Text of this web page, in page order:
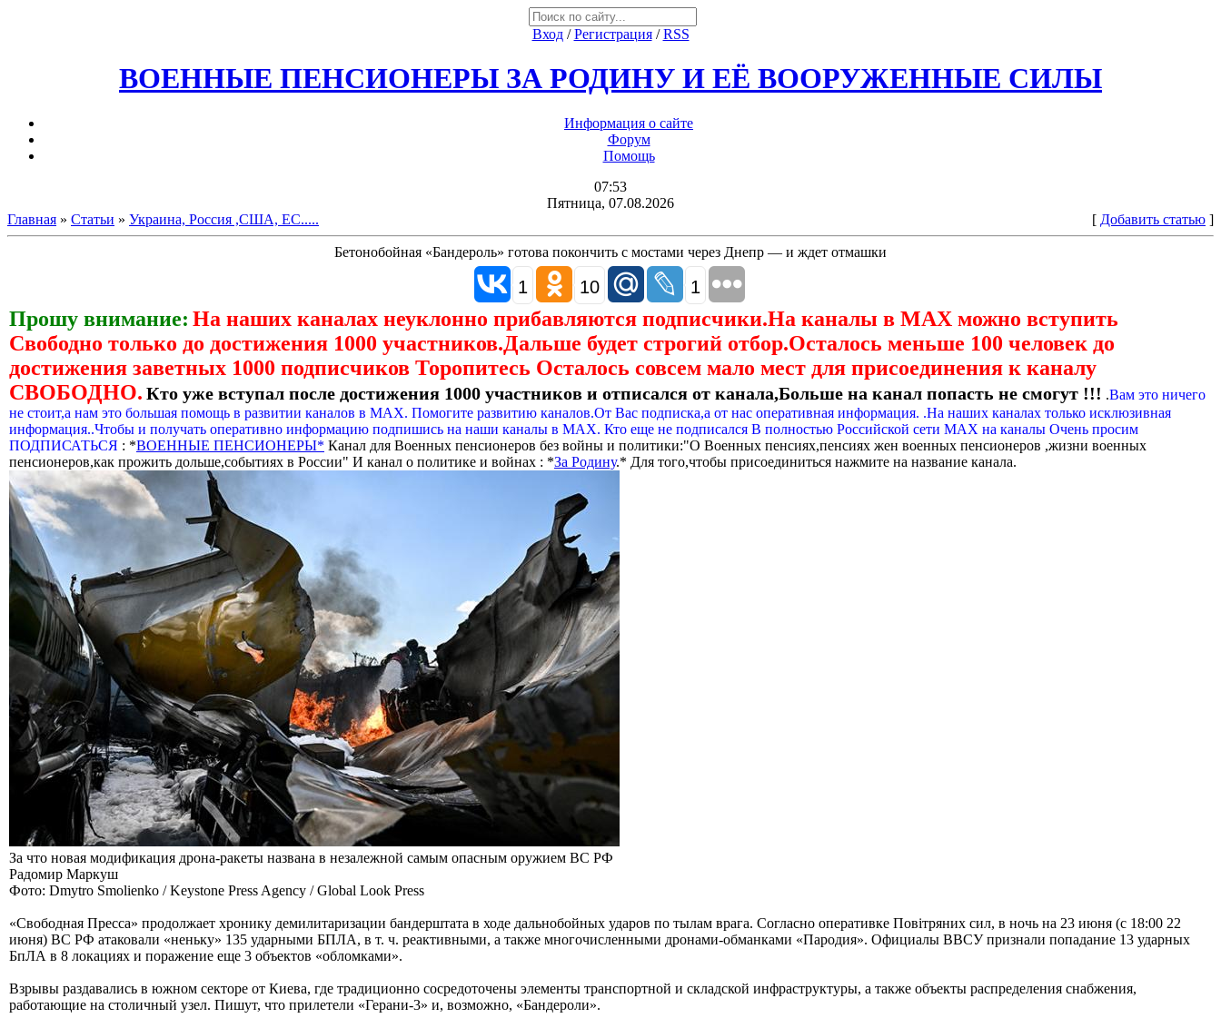
Вход/Регистрация/RSS
ВОЕННЫЕ ПЕНСИОНЕРЫ ЗА РОДИНУ И ЕЁ ВООРУЖЕННЫЕ СИЛЫ
Информация о сайте
Форум
Помощь
07:53
Пятница, 07.08.2026
Главная » Статьи » Украина, Россия ,США, ЕС..... [ Добавить статью ]
Бетонобойная «Бандероль» готова покончить с мостами через Днепр — и ждет отмашки
1 10 1
Прошу внимание: На наших каналах неуклонно прибавляются подписчики.На каналы в МАХ можно вступить
Свободно только до достижения 1000 участников.Дальше будет строгий отбор.Осталось меньше 100 человек до
достижения заветных 1000 подписчиков Торопитесь Осталось совсем мало мест для присоединения к каналу
СВОБОДНО. Кто уже вступал после достижения 1000 участников и отписался от канала,Больше на канал попасть не смогут !!! .Вам это ничего
не стоит,а нам это большая помощь в развитии каналов в МАХ. Помогите развитию каналов.От Вас подписка,а от нас оперативная информация. .На наших каналах только исклюзивная
информация..Чтобы и получать оперативно информацию подпишись на наши каналы в МАХ. Кто еще не подписался В полностью Российской сети МАХ на каналы Очень просим
ПОДПИСАТЬСЯ : *ВОЕННЫЕ ПЕНСИОНЕРЫ* Канал для Военных пенсионеров без войны и политики:"О Военных пенсиях,пенсиях жен военных пенсионеров ,жизни военных
пенсионеров,как прожить дольше,событиях в России" И канал о политике и войнах : *За Родину.* Для того,чтобы присоединиться нажмите на название канала.
За что новая модификация дрона-ракеты названа в незалежной самым опасным оружием ВС РФ
Радомир Маркуш
Фото: Dmytro Smolienko / Keystone Press Agency / Global Look Press
«Свободная Пресса» продолжает хронику демилитаризации бандерштата в ходе дальнобойных ударов по тылам врага. Согласно оперативке Повiтряних сил, в ночь на 23 июня (с 18:00 22
июня) ВС РФ атаковали «неньку» 135 ударными БПЛА, в т. ч. реактивными, а также многочисленными дронами-обманками «Пародия». Официалы ВВСУ признали попадание 13 ударных
БпЛА в 8 локациях и поражение еще 3 объектов «обломками».
Взрывы раздавались в южном секторе от Киева, где традиционно сосредоточены элементы транспортной и складской инфраструктуры, а также объекты распределения снабжения,
работающие на столичный узел. Пишут, что прилетели «Герани-3» и, возможно, «Бандероли».